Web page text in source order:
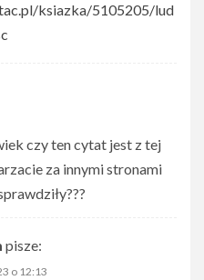
ksiazka/5105205/lud
czy ten cytat jest z tej
za innymi stronami
pisze:
o 12:13